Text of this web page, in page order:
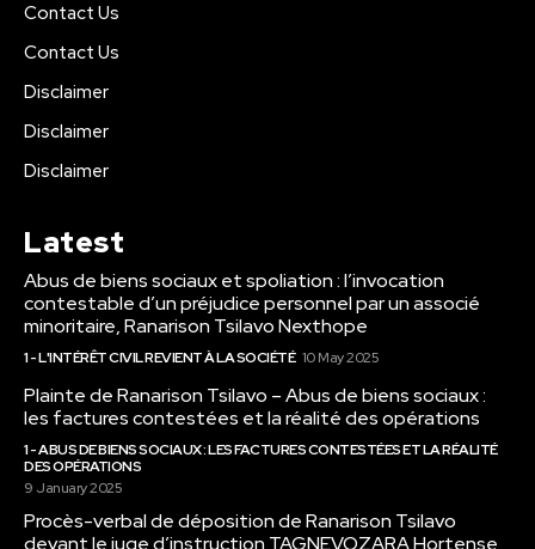
Contact Us
Contact Us
Disclaimer
Disclaimer
Disclaimer
Latest
Abus de biens sociaux et spoliation : l’invocation
contestable d’un préjudice personnel par un associé
minoritaire, Ranarison Tsilavo Nexthope
1 - L'INTÉRÊT CIVIL REVIENT À LA SOCIÉTÉ 10 May 2025
Plainte de Ranarison Tsilavo – Abus de biens sociaux :
les factures contestées et la réalité des opérations
1 - ABUS DE BIENS SOCIAUX : LES FACTURES CONTESTÉES ET LA RÉALITÉ
DES OPÉRATIONS
9 January 2025
Procès-verbal de déposition de Ranarison Tsilavo
devant le juge d’instruction TAGNEVOZARA Hortense